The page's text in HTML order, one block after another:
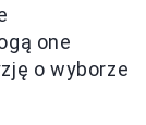
one
o wyborze